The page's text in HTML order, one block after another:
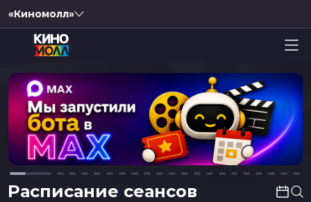
«Киномолл»
Расписание сеансов